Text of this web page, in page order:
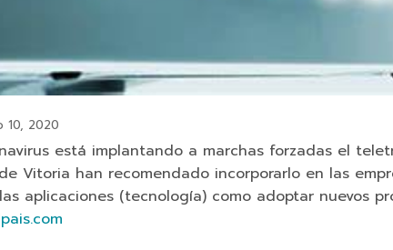
10, 2020
está implantando a marchas forzadas el
Vitoria han recomendado incorporarlo en las
aplicaciones (tecnología) como adoptar nuevos